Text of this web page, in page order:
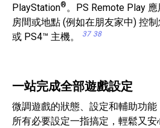
PlayStation®。PS Remote Play
房間或地點 (例如在朋友家中) 控
或 PS4™ 主機。
37 38
一站完成全部遊戲設定
微調遊戲的狀態、設定和輔助功能
所有必要設定一指搞定，輕鬆又安